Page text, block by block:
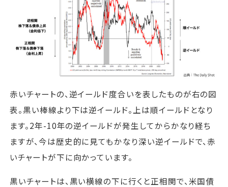
赤いチャートの、逆イールド度合いを表したものが右の図
表。黒い棒線より下は逆イールド。上は順イールドとなり
ます。2年-10年の逆イールドが発生してからかなり経ち
ますが、今は歴史的に見てもかなり深い逆イールドで、赤
いチャートが下に向かっています。
黒いチャートは、黒い横線の下に行くと正相関で、米国債